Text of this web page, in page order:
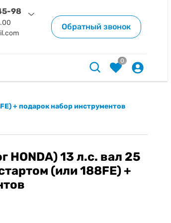
98
Обратный звонок
0
+ подарок набор инструментов
HONDA) 13 л.с. вал 25
(или 188FE) +